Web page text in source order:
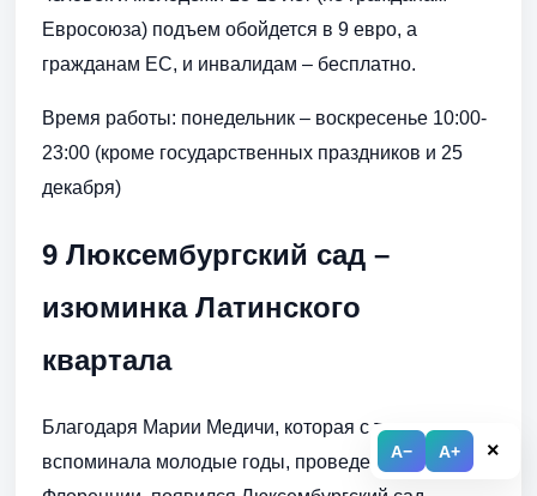
A− A+ ×
Евросоюза) подъем обойдется в 9 евро, а
гражданам ЕС, и инвалидам – бесплатно.
Время работы: понедельник – воскресенье 10:00-
23:00 (кроме государственных праздников и 25
декабря)
9 Люксембургский сад –
изюминка Латинского
квартала
Благодаря Марии Медичи, которая с теплом
вспоминала молодые годы, проведенные во